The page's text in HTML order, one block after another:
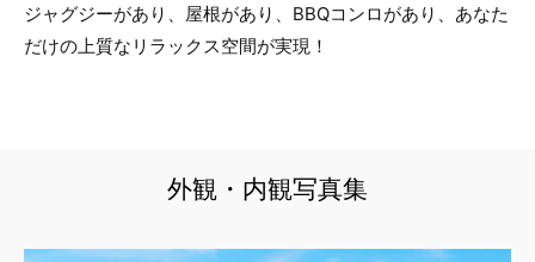
ジャグジーがあり、屋根があり、BBQコンロがあり、あなた
だけの上質なリラックス空間が実現！
外観・内観写真集